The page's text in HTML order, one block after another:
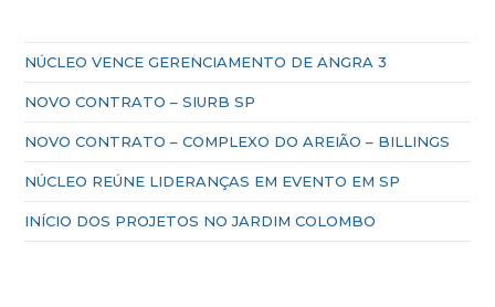
NÚCLEO VENCE GERENCIAMENTO DE ANGRA 3
NOVO CONTRATO – SIURB SP
NOVO CONTRATO – COMPLEXO DO AREIÃO – BILLINGS
NÚCLEO REÚNE LIDERANÇAS EM EVENTO EM SP
INÍCIO DOS PROJETOS NO JARDIM COLOMBO